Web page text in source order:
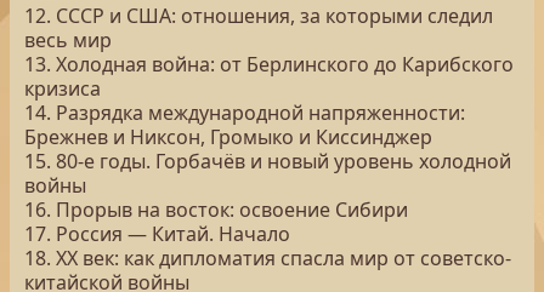
12. СССР и США: отношения, за которыми следил
весь мир
13. Холодная война: от Берлинского до Карибского
кризиса
14. Разрядка международной напряженности:
Брежнев и Никсон, Громыко и Киссинджер
15. 80-е годы. Горбачёв и новый уровень холодной
войны
16. Прорыв на восток: освоение Сибири
17. Россия — Китай. Начало
18. XX век: как дипломатия спасла мир от советско-
китайской войны